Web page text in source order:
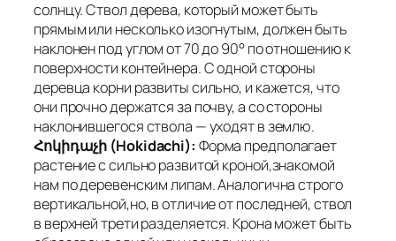
солнцу. Ствол дерева, который может быть
прямым или несколько изогнутым, должен быть
наклонен под углом от 70 до 90° по отношению к
поверхности контейнера. С одной стороны
деревца корни развиты сильно, и кажется, что
они прочно держатся за почву, а со стороны
наклонившегося ствола — уходят в землю.
Հոկիդաչի (Hokidachi): Форма предполагает
растение с сильно развитой кроной,знакомой
нам по деревенским липам. Аналогична строго
вертикальной,но, в отличие от последней, ствол
в верхней трети разделяется. Крона может быть